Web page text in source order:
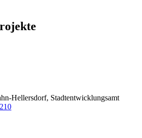
Hellersdorf, Stadtentwicklungsamt